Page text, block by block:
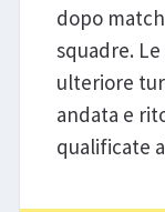
dopo
squadre.
ulteriore
andata e
qualificate